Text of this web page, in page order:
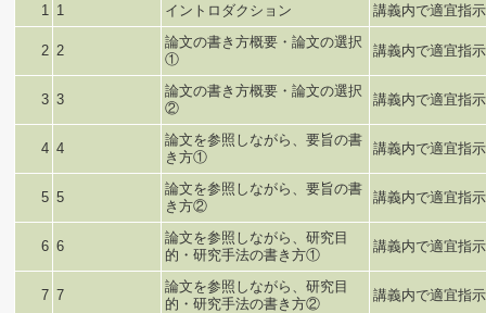
1 1 イントロダクション 講義内で適宜指
2 2
論文の書き方概要・論文の選択
①
講義内で適宜指
3 3
論文の書き方概要・論文の選択
②
講義内で適宜指
4 4
論文を参照しながら、要旨の書
き方①
講義内で適宜指
5 5
論文を参照しながら、要旨の書
き方②
講義内で適宜指
6 6
論文を参照しながら、研究目
的・研究手法の書き方①
講義内で適宜指
7 7
論文を参照しながら、研究目
的・研究手法の書き方②
講義内で適宜指